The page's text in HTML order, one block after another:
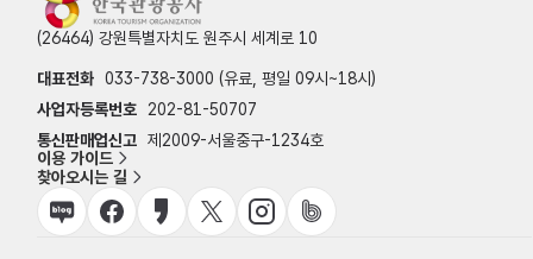
(26464) 강원특별자치도 원주시 세계로 10
대표전화 033-738-3000 (유료, 평일 09시~18시)
사업자등록번호
202-81-50707
통신판매업신고 제2009-서울중구-1234호
이용 가이드
찾아오시는 길